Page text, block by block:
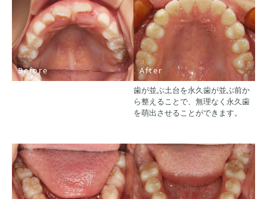
Before
After
歯が並ぶ土台を永久歯が並ぶ前か
ら整えることで、無理なく永久歯
を萌出させることができます。